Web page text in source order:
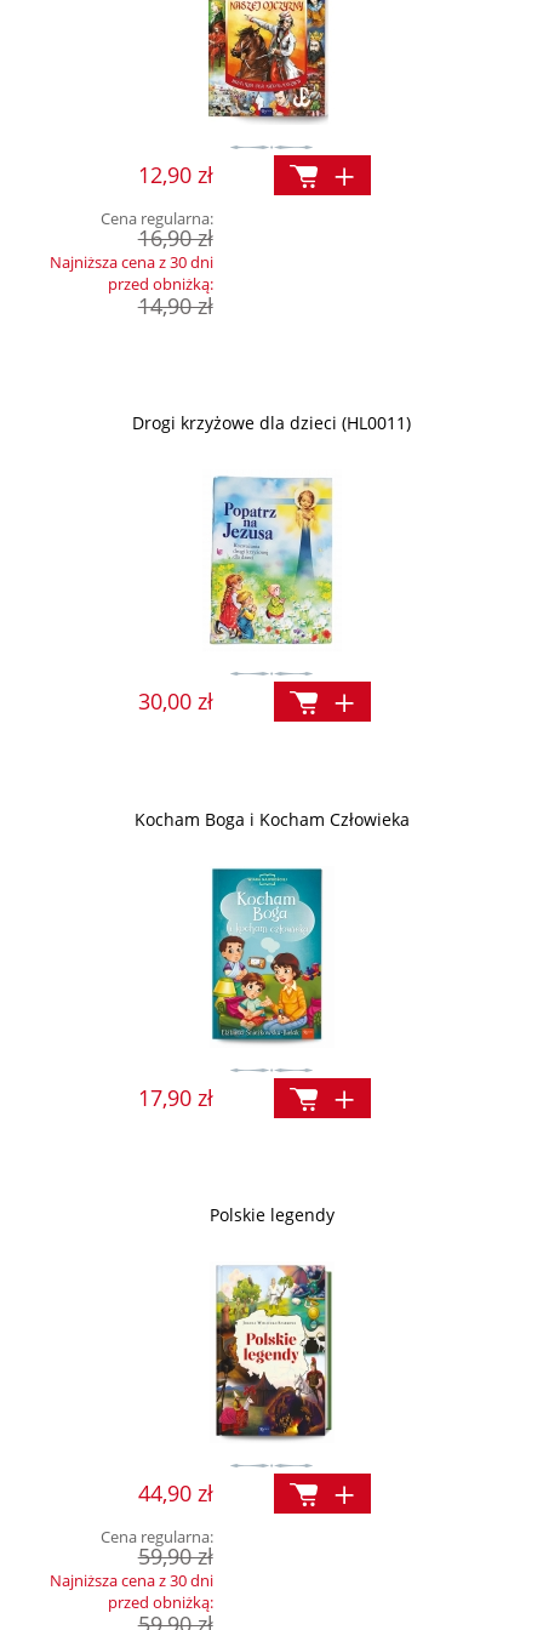
12,90 zł
Cena regularna:
16,90 zł
Najniższa cena z 30 dni
przed obniżką:
14,90 zł
Drogi krzyżowe dla dzieci (HL0011)
30,00 zł
Kocham Boga i Kocham Człowieka
17,90 zł
Polskie legendy
44,90 zł
Cena regularna:
59,90 zł
Najniższa cena z 30 dni
przed obniżką: